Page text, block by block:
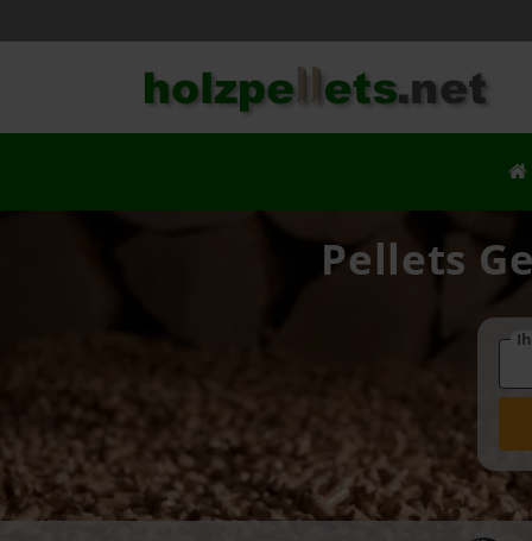
Pellets